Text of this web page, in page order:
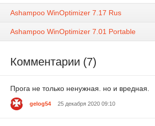
Ashampoo WinOptimizer 7.17 Rus
Ashampoo WinOptimizer 7.01 Portable
Комментарии (7)
Прога не только ненужная. но и вредная.
gelog54 25 декабря 2020 09:10